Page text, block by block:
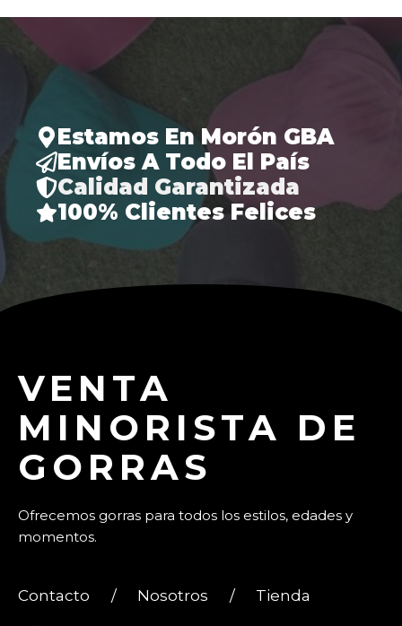
Estamos En Morón GBA
Envíos A Todo El País
Calidad Garantizada
100% Clientes Felices
VENTA
MINORISTA DE
GORRAS
Ofrecemos gorras para todos los estilos, edades y
momentos.
Contacto / Nosotros / Tienda